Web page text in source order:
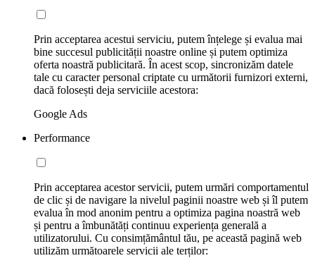
Prin acceptarea acestui serviciu, putem înțelege și evalua mai
bine succesul publicității noastre online și putem optimiza
oferta noastră publicitară. În acest scop, sincronizăm datele
tale cu caracter personal criptate cu următorii furnizori externi,
dacă folosești deja serviciile acestora:
Google Ads
Performance
Prin acceptarea acestor servicii, putem urmări comportamentul
de clic și de navigare la nivelul paginii noastre web și îl putem
evalua în mod anonim pentru a optimiza pagina noastră web
și pentru a îmbunătăți continuu experiența generală a
utilizatorului. Cu consimțământul tău, pe această pagină web
utilizăm următoarele servicii ale terților: